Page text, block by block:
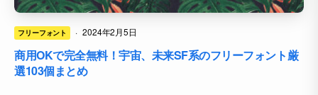
フリーフォント · 2024年2月5日
商用OKで完全無料！宇宙、未来SF系のフリーフォント厳
選103個まとめ